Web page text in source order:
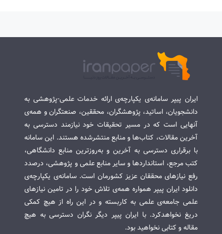
ایران پیپر سامانه‌ی یکپارچه‌ی ارائه خدمات علمی-پژوهشی به
دانشجویان، اساتید، پژوهشگران، محققین، صنعتگران و همه‌ی
آنهایی است که در مسیر تحقیقات خود نیازمند دسترسی به
آخرین مقالات، کتاب‌ها و منابع منتشرشده هستند. این سامانه
با برقراری دسترسی به آخرین و به‌روزترین منابع دانشگاهی،
کتب مرجع، استانداردها و سایر منابع علمی و پژوهشی، درصدد
رفع نیازهای محققان عزیز کشورمان است. سامانه‌ی یکپارچه‌ی
دانلود ایران پیپر همواره همه‌ی تلاش خود را در تامین نیازهای
علمی جامعه‌ی علمی به کاربسته و در این راه از هیچ کمکی
دریغ نخواهدکرد. با ایران پیپر دیگر نگران دسترسی به هیچ
مقاله و کتابی نخواهید بود.